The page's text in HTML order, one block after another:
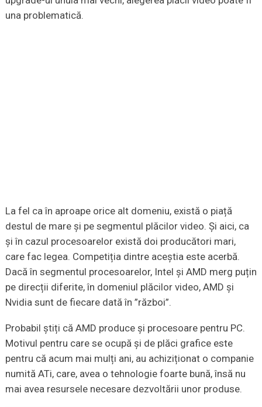
una problematică.
La fel ca în aproape orice alt domeniu, există o piață
destul de mare și pe segmentul plăcilor video. Și aici, ca
și în cazul procesoarelor există doi producători mari,
care fac legea. Competiția dintre aceștia este acerbă.
Dacă în segmentul procesoarelor, Intel și AMD merg puțin
pe direcții diferite, în domeniul plăcilor video, AMD și
Nvidia sunt de fiecare dată în ”război”.
Probabil știți că AMD produce și procesoare pentru PC.
Motivul pentru care se ocupă și de plăci grafice este
pentru că acum mai mulți ani, au achiziționat o companie
numită ATi, care, avea o tehnologie foarte bună, însă nu
mai avea resursele necesare dezvoltării unor produse.